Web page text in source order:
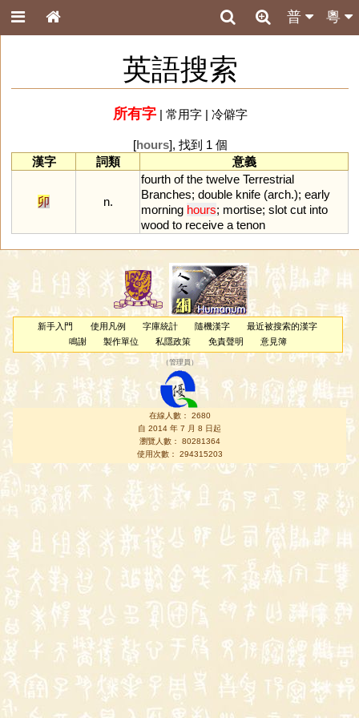
粵
普
英語搜索
所有字| 常用字| 冷僻字
[hours], 找到 1 個
漢字
詞類 意義
卯 n.
fourth of the twelve Terrestrial
Branches; double knife (arch.); early
morning hours; mortise; slot cut into
wood to receive a tenon
新手入門 使用凡例 字庫統計 隨機漢字
最近被搜索的漢字
鳴謝
製作單位 私隱政策 免責聲明 意見簿
（管理員 ）
在線人數： 2680
自 2014 年 7 月 8 日起
瀏覽人數： 80281364
使用次數： 294315203